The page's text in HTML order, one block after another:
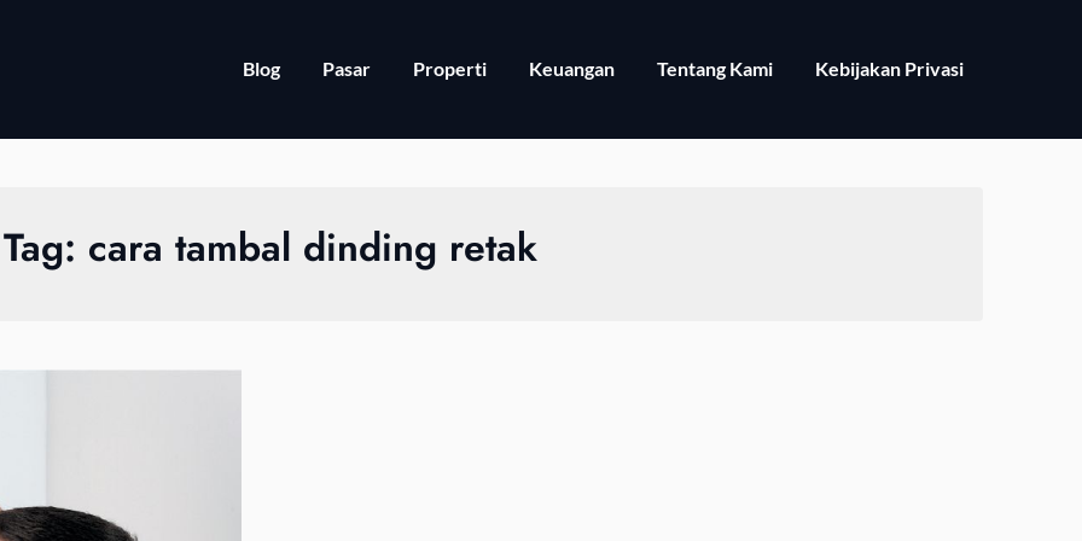
Blog Pasar Properti Keuangan Tentang Kami Kebijakan Privasi
Tag: cara tambal dinding retak